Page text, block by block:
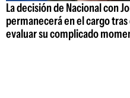
La decisión de Nacional con
permanecerá en el cargo
evaluar su complicado